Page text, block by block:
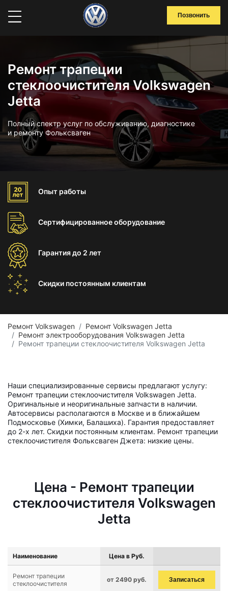
Позвонить
Ремонт трапеции
стеклоочистителя Volkswagen
Jetta
Полный спектр услуг по обслуживанию, диагностике
и ремонту Фольксваген
Опыт работы
Сертифицированноеоборудование
Гарантиядо 2 лет
Скидки постоянным клиентам
Ремонт Volkswagen
Ремонт Volkswagen Jetta
Ремонт электрооборудования Volkswagen Jetta
Ремонт трапеции стеклоочистителя Volkswagen Jetta
Наши специализированные сервисы предлагают услугу:
Ремонт трапеции стеклоочистителя Volkswagen Jetta.
Оригинальные и неоригинальные запчасти в наличии.
Автосервисы располагаются в Москве и в ближайшем
Подмосковье (Химки, Балашиха). Гарантия предоставляет
до 2-х лет. Скидки постоянным клиентам. Ремонт трапеции
стеклоочистителя Фольксваген Джета: низкие цены.
Цена - Ремонт трапеции
стеклоочистителя Volkswagen
Jetta
Наименование Цена в Руб.
Ремонт трапеции
стеклоочистителя
от 2490 руб. Записаться